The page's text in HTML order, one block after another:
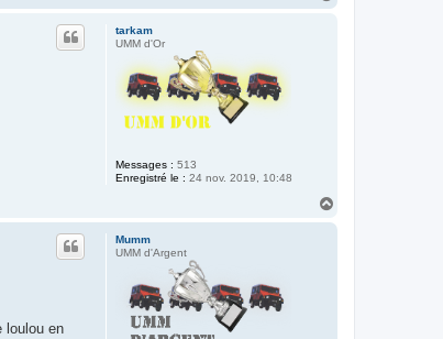
tarkam
UMM d'Or
Messages : 513
Enregistré le : 24 nov. 2019, 10:48
Mumm
UMM d'Argent
loulou en